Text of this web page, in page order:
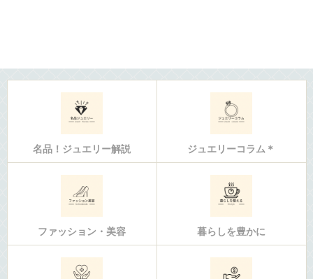
名品！ジュエリー解説 ジュエリーコラム＊
ファッション・美容 暮らしを豊かに